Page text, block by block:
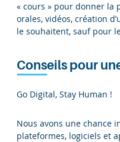
« cours » pour donner la
orales, vidéos, création
le souhaitent, sauf pour
Conseils pour
Go Digital, Stay Human !
Nous avons une chance
plateformes, logiciels et